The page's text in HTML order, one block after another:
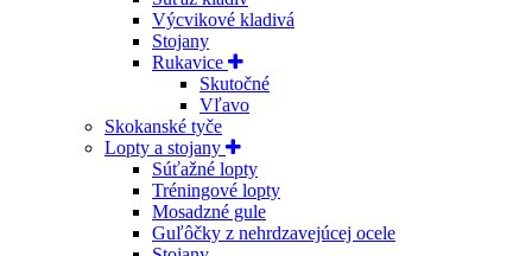
Výcvikové kladivá
Stojany
Rukavice
Skutočné
Vľavo
Skokanské tyče
Lopty a stojany
Súťažné lopty
Tréningové lopty
Mosadzné gule
Guľôčky z nehrdzavejúcej ocele